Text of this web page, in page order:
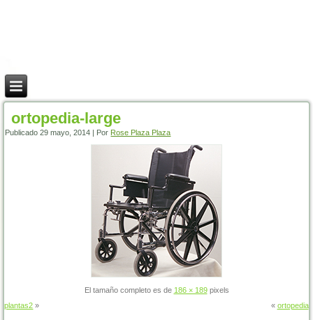
ortopedia-large
Publicado 29 mayo, 2014 Por Rose Plaza Plaza
El tamaño completo es de 186 × 189pixels
plantas2 » « ortopedia